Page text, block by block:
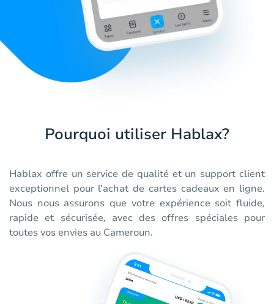
Pourquoi utiliser Hablax?
Hablax offre un service de qualité et un support client
exceptionnel pour l'achat de cartes cadeaux en ligne.
Nous nous assurons que votre expérience soit fluide,
rapide et sécurisée, avec des offres spéciales pour
toutes vos envies au Cameroun.